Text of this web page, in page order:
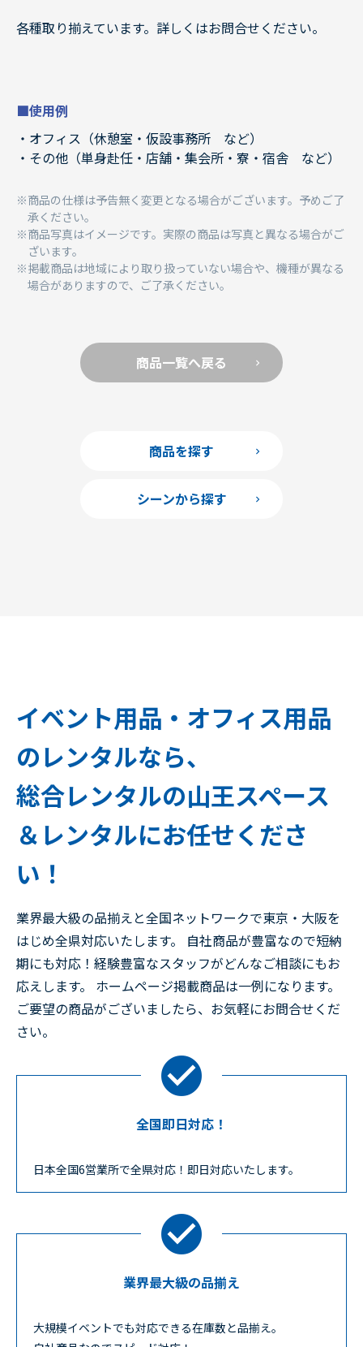
各種取り揃えています。詳しくはお問合せください。
■使用例
オフィス（休憩室・仮設事務所 など）
その他（単身赴任・店舗・集会所・寮・宿舎 など）
商品の仕様は予告無く変更となる場合がございます。予めご了
承ください。
商品写真はイメージです。実際の商品は写真と異なる場合がご
ざいます。
掲載商品は地域により取り扱っていない場合や、機種が異なる
場合がありますので、ご了承ください。
商品一覧へ戻る
商品を探す
シーンから探す
イベント用品・オフィス用品
のレンタルなら、
総合レンタルの山王スペース
＆レンタルにお任せくださ
い！
業界最大級の品揃えと全国ネットワークで東京・大阪を
はじめ全県対応いたします。 自社商品が豊富なので短納
期にも対応！経験豊富なスタッフがどんなご相談にもお
応えします。 ホームページ掲載商品は一例になります。
ご要望の商品がございましたら、お気軽にお問合せくだ
さい。
全国即日対応！
日本全国6営業所で全県対応！即日対応いたします。
業界最大級の品揃え
大規模イベントでも対応できる在庫数と品揃え。